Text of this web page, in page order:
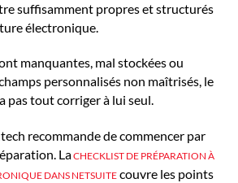
suffisamment propres et structurés
électronique.
manquantes, mal stockées ou
personnalisés non maîtrisés, le
pas tout corriger à lui seul.
recommande de commencer par
LaCHECKLIST DE PRÉPARATION À
DANS NETSUITEcouvre les points